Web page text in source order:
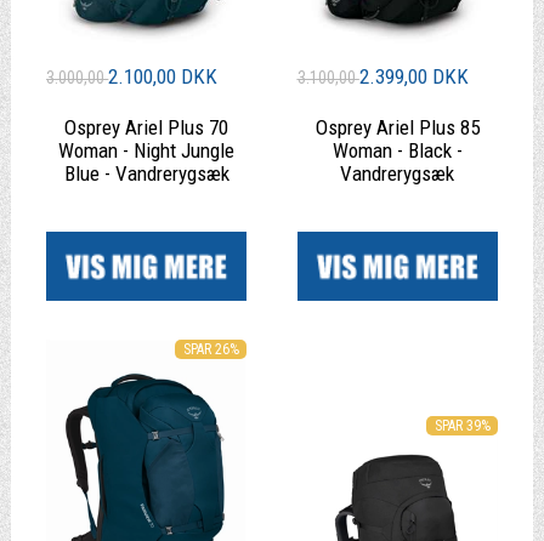
3.000,002.100,00 DKK
Osprey Ariel Plus 70
Woman - Night Jungle
Blue - Vandrerygsæk
3.100,002.399,00 DKK
Osprey Ariel Plus 85
Woman - Black -
Vandrerygsæk
SPAR 26%
SPAR 39%